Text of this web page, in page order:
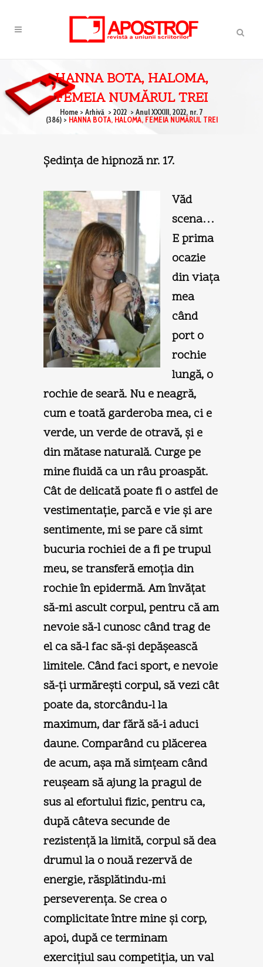
HANNA BOTA, HALOMA,
FEMEIA NUMĂRUL TREI
Home > Arhivă > 2022 > Anul XXXIII, 2022, nr. 7
(386)> HANNA BOTA, HALOMA, FEMEIA NUMĂRUL TREI
Şedinţa de hipnoză nr. 17.
Văd
scena…
E prima
ocazie
din viaţa
mea
când
port o
rochie
lungă, o
rochie de seară. Nu e neagră,
cum e toată garderoba mea, ci e
verde, un verde de otravă, şi e
din mătase naturală. Curge pe
mine fluidă ca un râu proaspăt.
Cât de delicată poate fi o astfel de
vestimentaţie, parcă e vie şi are
sentimente, mi se pare că simt
bucuria rochiei de a fi pe trupul
meu, se transferă emoţia din
rochie în epidermă. Am învăţat
să-mi ascult corpul, pentru că am
nevoie să-l cunosc când trag de
el ca să-l fac să-şi depăşească
limitele. Când faci sport, e nevoie
să-ţi urmăreşti corpul, să vezi cât
poate da, storcându-l la
maximum, dar fără să-i aduci
daune. Comparând cu plăcerea
de acum, aşa mă simţeam când
reuşeam să ajung la pragul de
sus al efortului fizic, pentru ca,
după câteva secunde de
rezistenţă la limită, corpul să dea
drumul la o nouă rezervă de
energie, răsplătindu-mi
perseverenţa. Se crea o
complicitate între mine şi corp,
apoi, după ce terminam
exerciţiul sau competiţia, un val